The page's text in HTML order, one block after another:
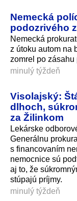
Nemecká
podozrivého
Nemecká
z útoku autom na
zomrel po zásahu
minulý týždeň
Visolajský:
dlhoch,
za Žilinkom
Lekárske
Generálnu
s financovaním
nemocnice sú
aj to, že
stúpajú príjmy.
minulý týždeň